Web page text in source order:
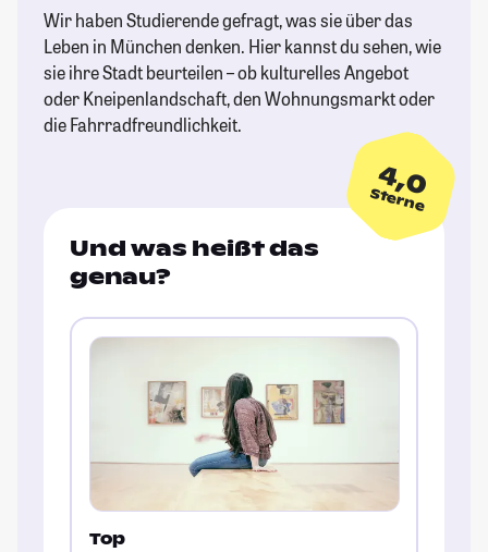
Wir haben Studierende gefragt, was sie über das
Leben in München denken. Hier kannst du sehen, wie
sie ihre Stadt beurteilen – ob kulturelles Angebot
oder Kneipenlandschaft, den Wohnungsmarkt oder
die Fahrradfreundlichkeit.
4,0
Sterne
Und was heißt das
genau?
Top